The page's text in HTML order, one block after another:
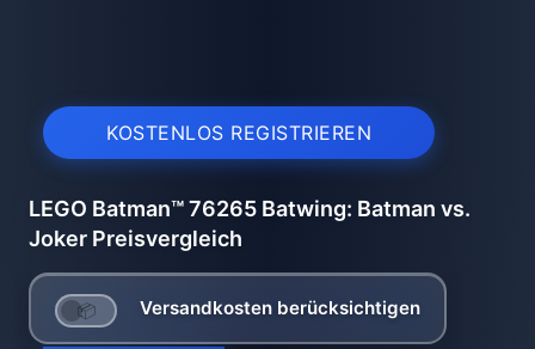
KOSTENLOS REGISTRIEREN
LEGO Batman™ 76265 Batwing: Batman vs.
Joker Preisvergleich
Versandkosten berücksichtigen